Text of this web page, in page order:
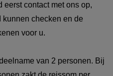
eerst contact met ons op,
checken en de
voor u.
van 2 personen. Bij